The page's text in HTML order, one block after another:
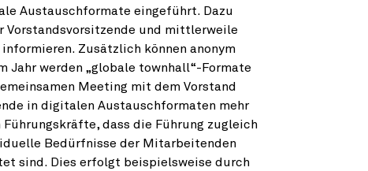
Austauschformate eingeführt. Dazu
Vorstandsvorsitzende und mittlerweile
Zusätzlich können anonym
Jahr werden „globale townhall“-Formate
Meeting mit dem Vorstand
in digitalen Austauschformaten mehr
dass die Führung zugleich
Bedürfnisse der Mitarbeitenden
sind. Dies erfolgt beispielsweise durch